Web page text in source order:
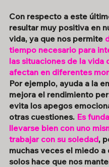
Con respecto a este
resultar muy positiva en
vida, ya que nos permite
tiempo necesario para
las situaciones de la vida
afectan en diferentes
Por ejemplo, ayuda a la
mejora el rendimiento
evita los apegos
otras cuestiones. Es
llevarse bien con uno
trabajar con su soledad,
muchas veces el miedo a
solos hace que nos